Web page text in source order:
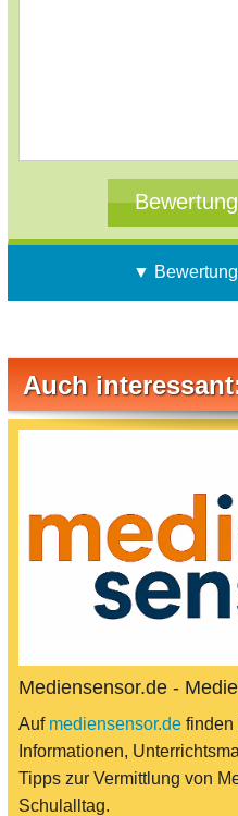
▼
Auch
Mediensensor.de -
Auf mediensensor.de finden
Informationen,
Tipps zur Vermittlung von
Schulalltag.